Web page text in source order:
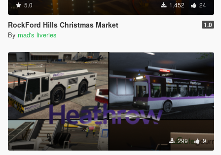
5.0 1.452 24
RockFord Hills Christmas Market 1.0
By mad's liveries
299 9